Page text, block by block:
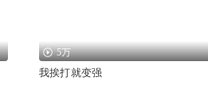
5万
我挨打就变强